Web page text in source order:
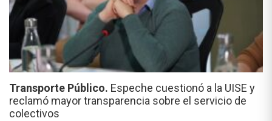
Transporte Público. Espeche cuestionó a la UISE y
reclamó mayor transparencia sobre el servicio de
colectivos